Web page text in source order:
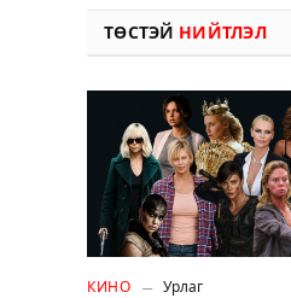
ТӨСТЭЙ НИЙТЛЭЛ
КИНО Урлаг